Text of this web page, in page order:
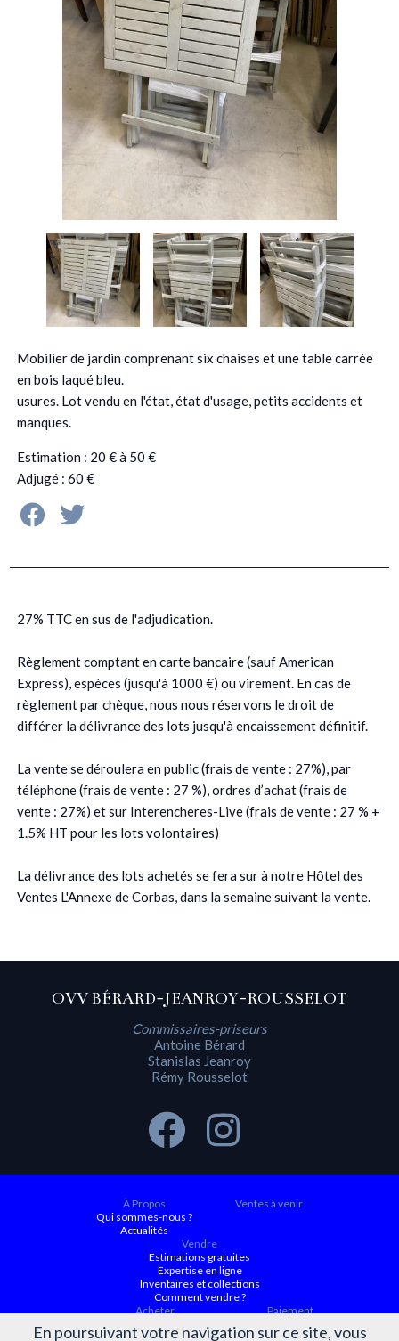
En poursuivant votre navigation sur ce site, vous
Mobilier de jardin comprenant six chaises et une table carrée
en bois laqué bleu.
usures. Lot vendu en l'état, état d'usage, petits accidents et
manques.
Estimation : 20 € à 50 €
Adjugé : 60 €
27% TTC en sus de l'adjudication.
Règlement comptant en carte bancaire (sauf American
Express), espèces (jusqu'à 1000 €) ou virement. En cas de
règlement par chèque, nous nous réservons le droit de
différer la délivrance des lots jusqu'à encaissement définitif.
La vente se déroulera en public (frais de vente : 27%), par
téléphone (frais de vente : 27 %), ordres d’achat (frais de
vente : 27%) et sur Interencheres-Live (frais de vente : 27 % +
1.5% HT pour les lots volontaires)
La délivrance des lots achetés se fera sur à notre Hôtel des
Ventes L'Annexe de Corbas, dans la semaine suivant la vente.
OVV BÉRARD-JEANROY-ROUSSELOT
Commissaires-priseurs
Antoine Bérard
Stanislas Jeanroy
Rémy Rousselot
À Propos
Qui sommes-nous ?
Actualités
Ventes à venir
Vendre
Estimations gratuites
Expertise en ligne
Inventaires et collections
Comment vendre ?
Acheter
Ordre d'achat
Paiement